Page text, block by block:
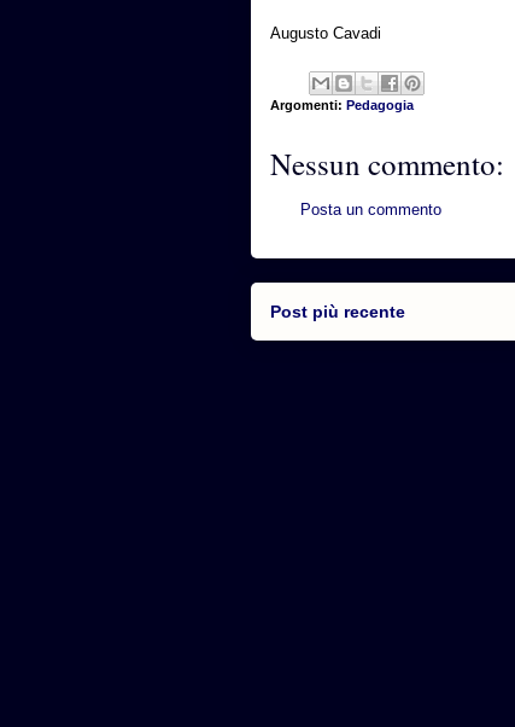
Augusto Cavadi
Argomenti: Pedagogia
Nessun commento:
Posta un commento
Post più recente